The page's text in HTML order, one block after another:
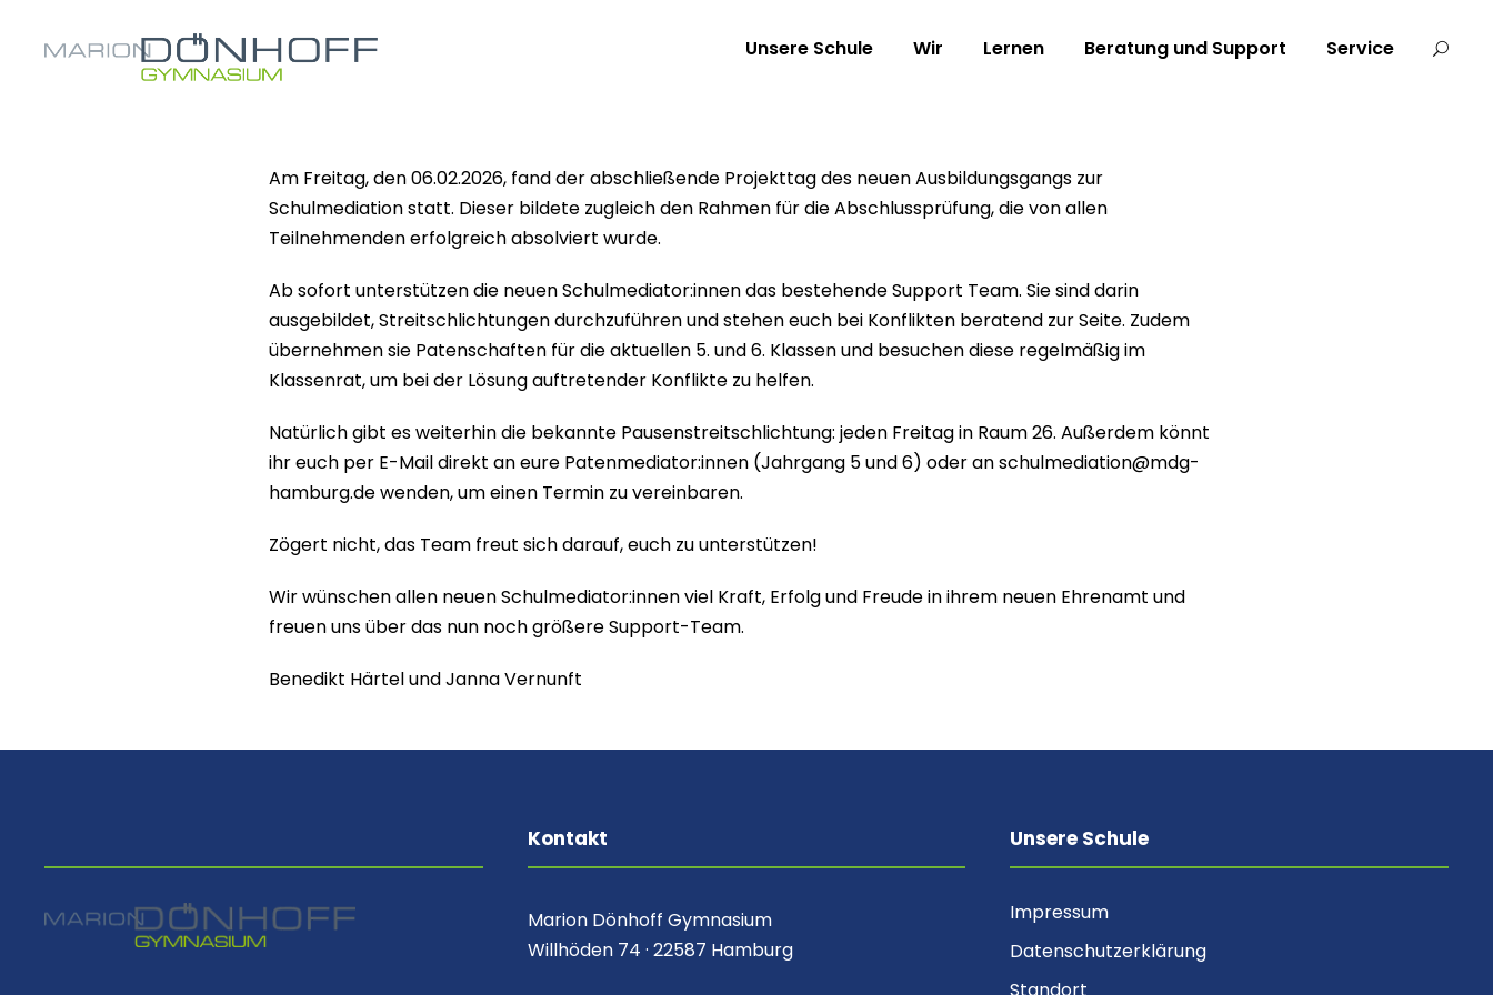
Unsere Schule Wir Lernen Beratung und Support Service
Am Freitag, den 06.02.2026, fand der abschließende Projekttag des neuen Ausbildungsgangs zur
Schulmediation statt. Dieser bildete zugleich den Rahmen für die Abschlussprüfung, die von allen
Teilnehmenden erfolgreich absolviert wurde.
Ab sofort unterstützen die neuen Schulmediator:innen das bestehende Support Team. Sie sind darin
ausgebildet, Streitschlichtungen durchzuführen und stehen euch bei Konflikten beratend zur Seite. Zudem
übernehmen sie Patenschaften für die aktuellen 5. und 6. Klassen und besuchen diese regelmäßig im
Klassenrat, um bei der Lösung auftretender Konflikte zu helfen.
Natürlich gibt es weiterhin die bekannte Pausenstreitschlichtung: jeden Freitag in Raum 26. Außerdem könnt
ihr euch per E-Mail direkt an eure Patenmediator:innen (Jahrgang 5 und 6) oder an schulmediation@mdg-
hamburg.de wenden, um einen Termin zu vereinbaren.
Zögert nicht, das Team freut sich darauf, euch zu unterstützen!
Wir wünschen allen neuen Schulmediator:innen viel Kraft, Erfolg und Freude in ihrem neuen Ehrenamt und
freuen uns über das nun noch größere Support-Team.
Benedikt Härtel und Janna Vernunft
Kontakt
Marion Dönhoff Gymnasium
Willhöden 74 · 22587 Hamburg
Unsere Schule
Impressum
Datenschutzerklärung